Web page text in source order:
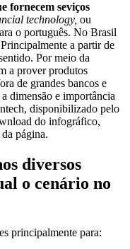
fornecem seviços
technology, ou
o português. No Brasil
a partir de
Por meio da
a prover produtos
de grandes bancos e
dimensão e importância
disponibilizado pelo
do infográfico,
página.
diversos
o cenário no
principalmente para: